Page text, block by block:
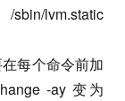
lvm.static
每个命令前加
-ay 变为